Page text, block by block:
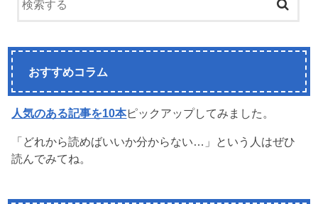
おすすめコラム
人気のある記事を10本ピックアップしてみました。
「どれから読めばいいか分からない…」という人はぜひ
読んでみてね。